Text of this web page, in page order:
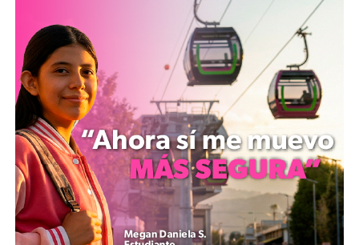
antibacterial y pañales para bebé y adulto. Asimismo, se
solicitan alimentos no perecederos como comida
enlatada, arroz, frijol, lentejas, pasta para sopa, harina
de maíz o trigo, aceite vegetal, azúcar, sal, café soluble,
leche en polvo o en cartón, cereales, fórmula y papillas
para bebé.
Los productos recaudados se canalizarán al Sistema
Nacional DIF para su posterior traslado y distribución
en Venezuela.
mizitacuaro